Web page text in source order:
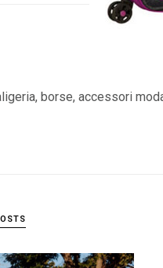
borse, accessori